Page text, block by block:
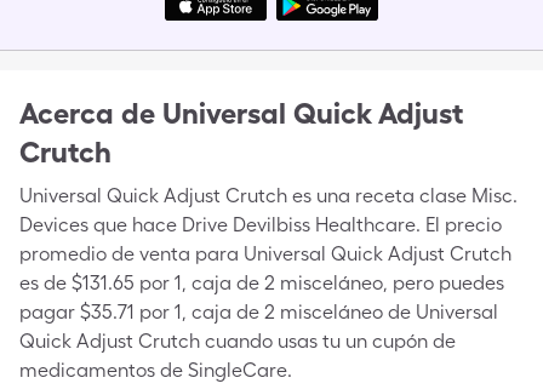
Acerca de Universal Quick Adjust
Crutch
Universal Quick Adjust Crutch es una receta clase Misc.
Devices que hace Drive Devilbiss Healthcare. El precio
promedio de venta para Universal Quick Adjust Crutch
es de $131.65 por 1, caja de 2 misceláneo, pero puedes
pagar $35.71 por 1, caja de 2 misceláneo de Universal
Quick Adjust Crutch cuando usas tu un cupón de
medicamentos de SingleCare.